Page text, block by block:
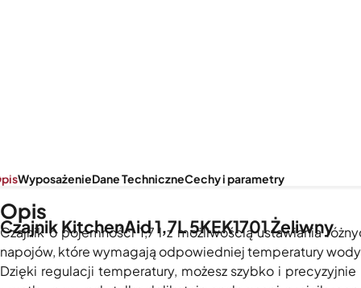
Czajnik KitchenAid 1,7L 5KEK1701 Żeliwny
WyposażenieDane TechniczneCechy i parametry
Opis
Czajnik o pojemności 1,7 l z możliwością ustawiania
napojów, które wymagają odpowiedniej temperatury
Dzięki regulacji temperatury, możesz szybko i